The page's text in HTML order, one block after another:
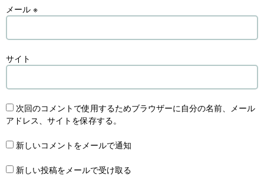
メール ※
サイト
次回のコメントで使用するためブラウザーに自分の名前、メール
アドレス、サイトを保存する。
新しいコメントをメールで通知
新しい投稿をメールで受け取る